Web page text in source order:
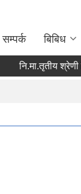
सम्पर्क बिबिध
नि.मा.तृतीय श्रेणी